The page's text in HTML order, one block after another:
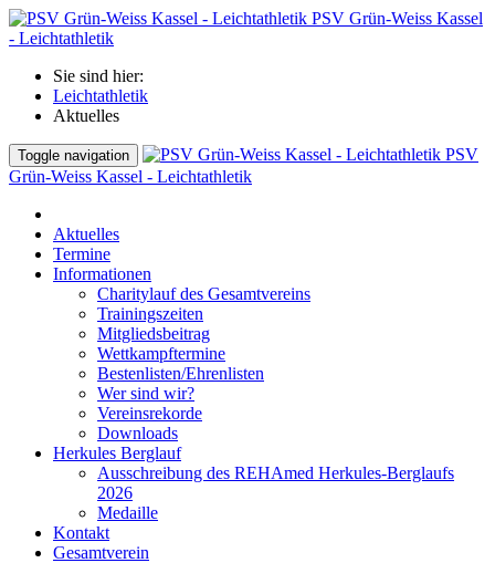
PSV Grün-Weiss Kassel
- Leichtathletik
Sie sind hier:
Leichtathletik
Aktuelles
Toggle navigation
PSV
Grün-Weiss Kassel - Leichtathletik
Aktuelles
Termine
Informationen
Charitylauf des Gesamtvereins
Trainingszeiten
Mitgliedsbeitrag
Wettkampftermine
Bestenlisten/Ehrenlisten
Wer sind wir?
Vereinsrekorde
Downloads
Herkules Berglauf
Ausschreibung des REHAmed Herkules-Berglaufs
2026
Medaille
Kontakt
Gesamtverein